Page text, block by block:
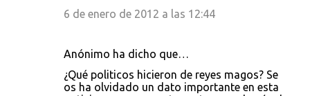
6 de enero de 2012 a las 12:44
Anónimo ha dicho que…
¿Qué politicos hicieron de reyes magos? Se
os ha olvidado un dato importante en esta